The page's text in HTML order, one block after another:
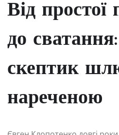
Від простої
до
скептик
нареченою